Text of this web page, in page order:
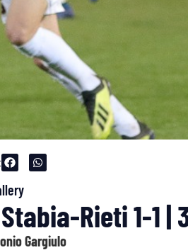
Rieti 1-1 |
Gargiulo